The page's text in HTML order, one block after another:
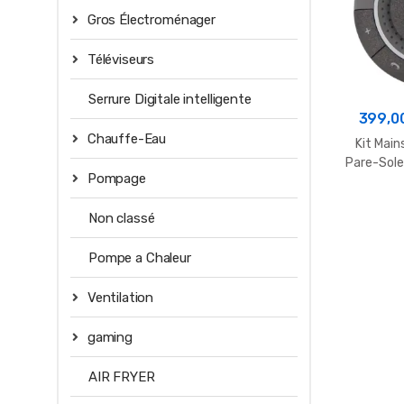
Kit
Pare-
Gros Électroménager
Téléviseurs
Serrure Digitale intelligente
Chauffe-Eau
Pompage
Non classé
Pompe a Chaleur
Ventilation
gaming
AIR FRYER